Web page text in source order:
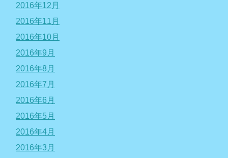
2016年12月
2016年11月
2016年10月
2016年9月
2016年8月
2016年7月
2016年6月
2016年5月
2016年4月
2016年3月